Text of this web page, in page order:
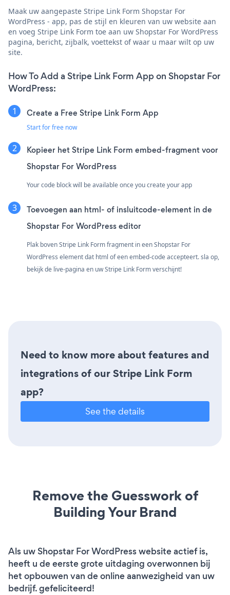
Maak uw aangepaste Stripe Link Form Shopstar For
WordPress - app, pas de stijl en kleuren van uw website aan
en voeg Stripe Link Form toe aan uw Shopstar For WordPress
pagina, bericht, zijbalk, voettekst of waar u maar wilt op uw
site.
How To Add a Stripe Link Form App on Shopstar For
WordPress:
Create a Free Stripe Link Form App
Start for free now
Kopieer het Stripe Link Form embed-fragment voor
Shopstar For WordPress
Your code block will be available once you create your app
Toevoegen aan html- of insluitcode-element in de
Shopstar For WordPress editor
Plak boven Stripe Link Form fragment in een Shopstar For
WordPress element dat html of een embed-code accepteert. sla op,
bekijk de live-pagina en uw Stripe Link Form verschijnt!
Need to know more about features and
integrations of our Stripe Link Form
app?
See the details
Remove the Guesswork of
Building Your Brand
Als uw Shopstar For WordPress website actief is,
heeft u de eerste grote uitdaging overwonnen bij
het opbouwen van de online aanwezigheid van uw
bedrijf. gefeliciteerd!